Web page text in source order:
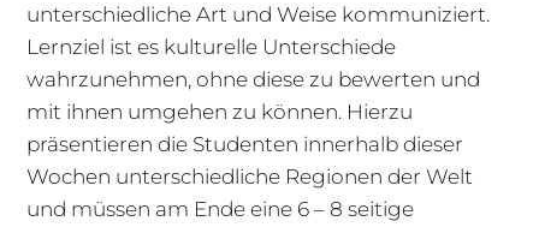
unterschiedliche Art und Weise kommuniziert.
Lernziel ist es kulturelle Unterschiede
wahrzunehmen, ohne diese zu bewerten und
mit ihnen umgehen zu können. Hierzu
präsentieren die Studenten innerhalb dieser
Wochen unterschiedliche Regionen der Welt
und müssen am Ende eine 6 – 8 seitige